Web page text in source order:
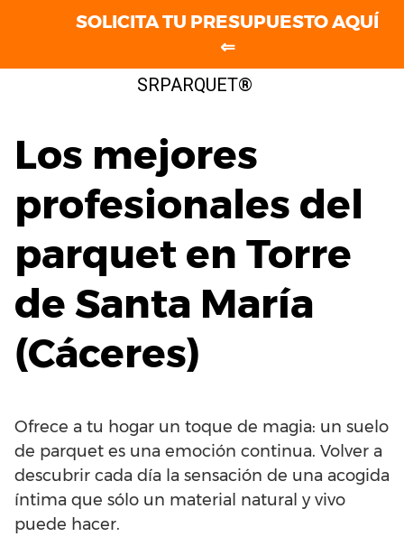
SRPARQUET®
Los mejores
profesionales del
parquet en Torre
de Santa María
(Cáceres)
Ofrece a tu hogar un toque de magia: un suelo
de parquet es una emoción continua. Volver a
descubrir cada día la sensación de una acogida
íntima que sólo un material natural y vivo
puede hacer.
SOLICITA TU PRESUPUESTO AQUÍ
⇐